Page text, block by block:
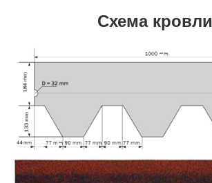
Схема кровли